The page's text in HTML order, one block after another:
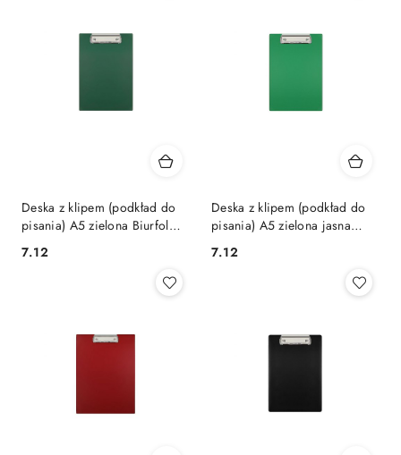
Deska z klipem (podkład do
pisania) A5 zielona Biurfol
(KH-00-07)
Cena:
7.12
Deska z klipem (podkład do
pisania) A5 zielona jasna
Biurfol (KH-00-06)
Cena:
7.12